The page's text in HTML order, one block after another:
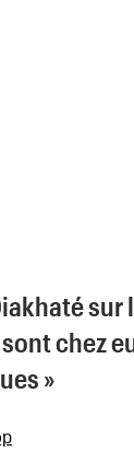
sur
chez
»